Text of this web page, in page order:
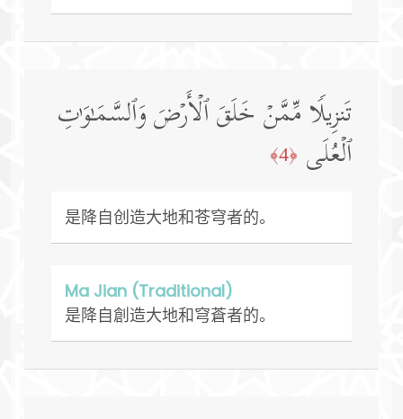
تَنزِیلࣰا مِّمَّنۡ خَلَقَ ٱلۡأَرۡضَ وَٱلسَّمَـٰوَ ٰ⁠تِ
ٱلۡعُلَى ﴿4﴾
是降自创造大地和苍穹者的。
Ma Jian (Traditional)
是降自創造大地和穹蒼者的。